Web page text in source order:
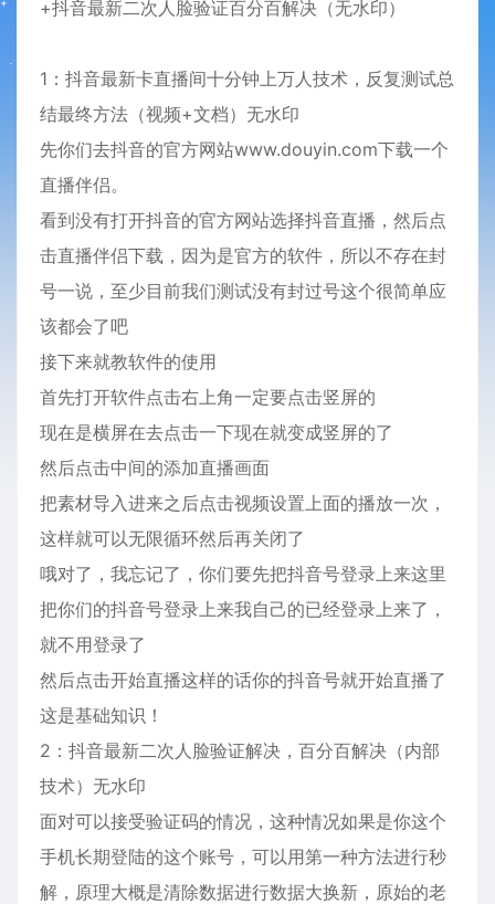
1：抖音最新卡直播间十分钟上万人技术，反复测试总
结最终方法（视频+文档）无水印
先你们去抖音的官方网站www.douyin.com下载一个
直播伴侣。
看到没有打开抖音的官方网站选择抖音直播，然后点
击直播伴侣下载，因为是官方的软件，所以不存在封
号一说，至少目前我们测试没有封过号这个很简单应
该都会了吧
接下来就教软件的使用
首先打开软件点击右上角一定要点击竖屏的
现在是横屏在去点击一下现在就变成竖屏的了
然后点击中间的添加直播画面
把素材导入进来之后点击视频设置上面的播放一次，
这样就可以无限循环然后再关闭了
哦对了，我忘记了，你们要先把抖音号登录上来这里
把你们的抖音号登录上来我自己的已经登录上来了，
就不用登录了
然后点击开始直播这样的话你的抖音号就开始直播了
这是基础知识！
2：抖音最新二次人脸验证解决，百分百解决（内部
技术）无水印
面对可以接受验证码的情况，这种情况如果是你这个
手机长期登陆的这个账号，可以用第一种方法进行秒
解，原理大概是清除数据进行数据大换新，原始的老